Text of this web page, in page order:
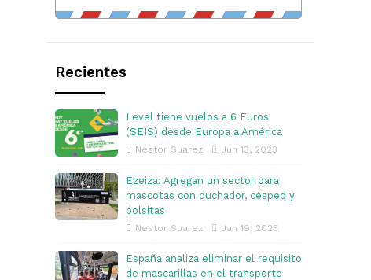
Recientes
Level tiene vuelos a 6 Euros
(SEIS) desde Europa a América
Nestor Suarez Jun 13, 2023
Ezeiza: Agregan un sector para
mascotas con duchador, césped y
bolsitas
Nestor Suarez Jan 19, 2023
España analiza eliminar el requisito
de mascarillas en el transporte